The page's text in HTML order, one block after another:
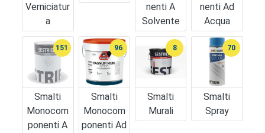
Verniciatur
A
Nenti A
Solvente
Nenti Ad
Acqua
Smalti
Monocom
Ponenti A
151
Smalti
Monocom
Ponenti Ad
96
Smalti
Murali
8
Smalti
Spray
70